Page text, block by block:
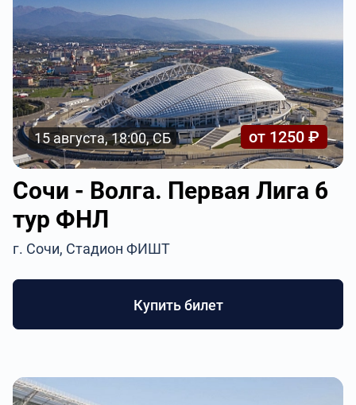
15 августа, 18:00, СБ от 1250 ₽
Сочи - Волга. Первая Лига 6
тур ФНЛ
г. Сочи, Стадион ФИШТ
Купить билет